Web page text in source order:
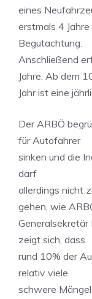
eines
erstmals 4
Begutachtung.
Anschließend
Jahre. Ab dem
Jahr ist eine
Der ARBÖ
für Autofahrer
sinken und die
darf
allerdings nicht
gehen, wie
Generalsekretär
zeigt sich, dass
rund 10% der
relativ viele
schwere